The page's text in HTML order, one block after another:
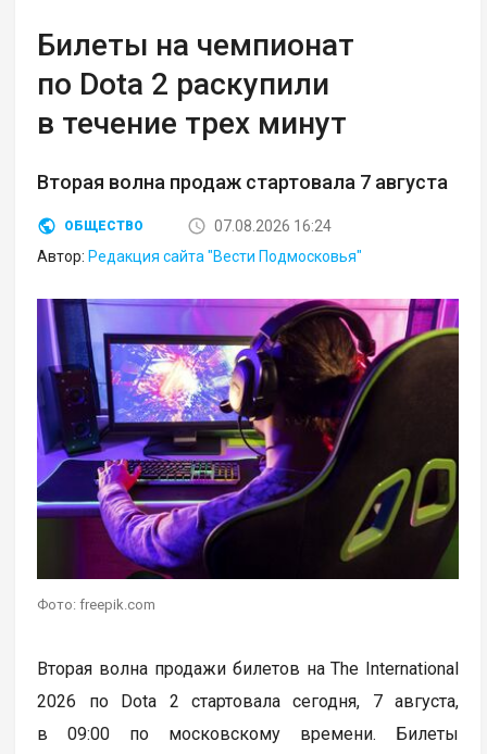
Билеты на чемпионат
по Dota 2 раскупили
в течение трех минут
Вторая волна продаж стартовала 7 августа
ОБЩЕСТВО
07.08.2026 16:24
Автор: Редакция сайта "Вести Подмосковья"
Фото: freepik.com
Вторая волна продажи билетов на The International
2026 по Dota 2 стартовала сегодня, 7 августа,
в 09:00 по московскому времени. Билеты